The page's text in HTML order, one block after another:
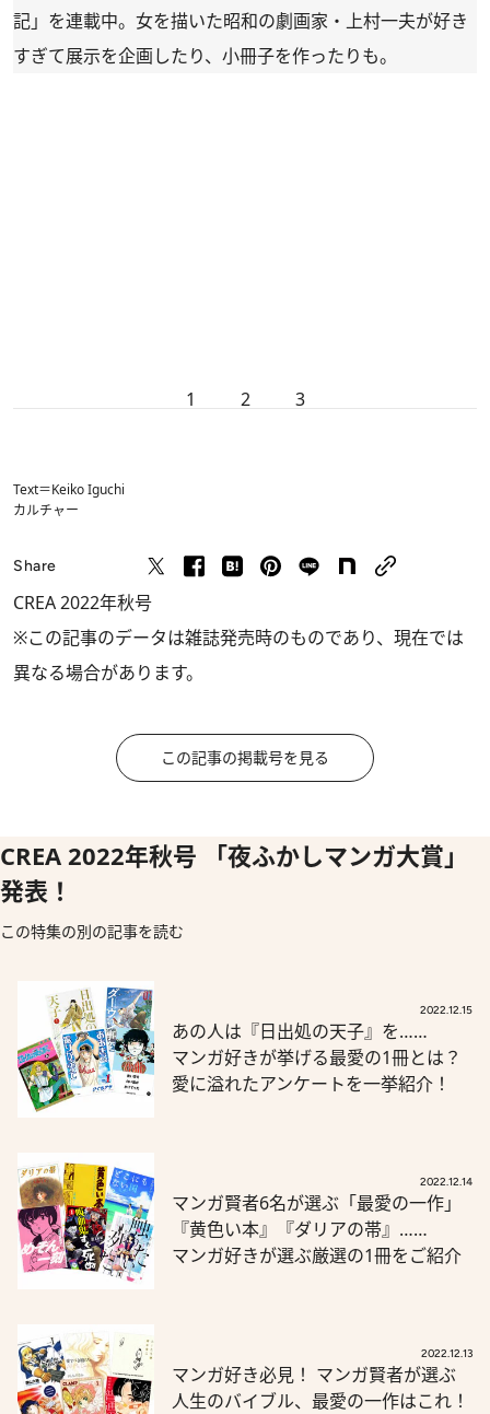
記」を連載中。女を描いた昭和の劇画家・上村一夫が好き
すぎて展示を企画したり、小冊子を作ったりも。
1 2 3
Text＝Keiko Iguchi
カルチャー
Share
CREA 2022年秋号
※この記事のデータは雑誌発売時のものであり、現在では
異なる場合があります。
この記事の掲載号を見る
CREA 2022年秋号 「夜ふかしマンガ大賞」
発表！
この特集の別の記事を読む
2022.12.15
あの人は『日出処の天子』を……
マンガ好きが挙げる最愛の1冊とは？
愛に溢れたアンケートを一挙紹介！
2022.12.14
マンガ賢者6名が選ぶ「最愛の一作」
『黄色い本』『ダリアの帯』……
マンガ好きが選ぶ厳選の1冊をご紹介
2022.12.13
マンガ好き必見！ マンガ賢者が選ぶ
人生のバイブル、最愛の一作はこれ！